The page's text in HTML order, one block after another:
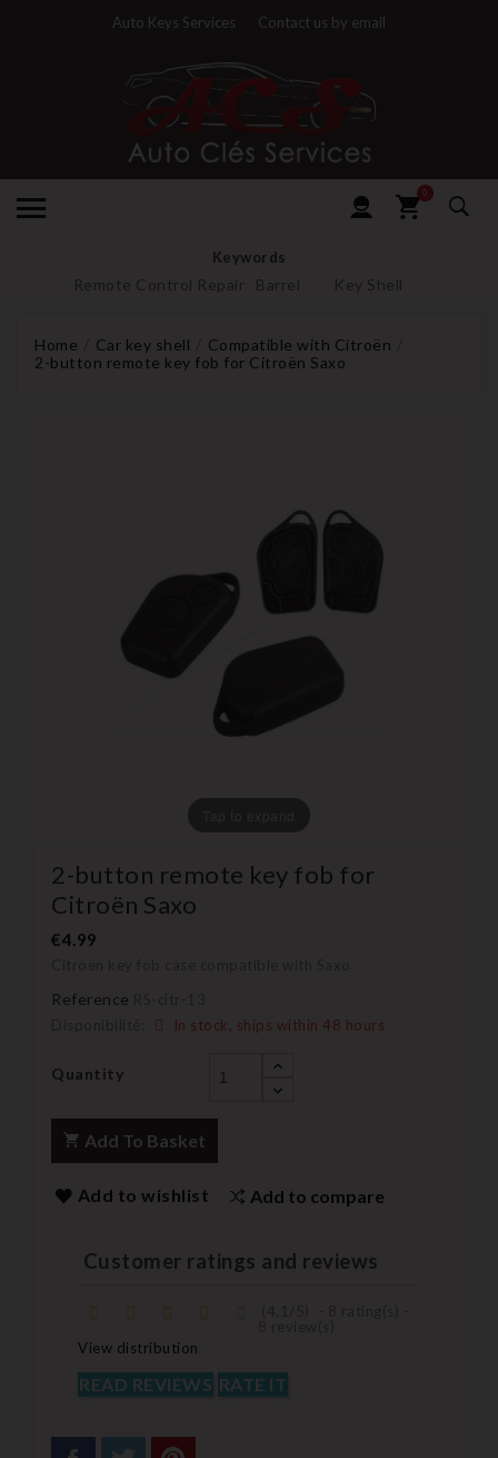
Auto Keys Services Contact us by email
0
Keywords
Remote Control Repair Barrel Key Shell
Home Car key shell
Compatible with Citroën
2-button remote key fob for Citroën Saxo
2-button remote key fob for
Citroën Saxo
€4.99
Reference
In stock, ships within 48 hours
Quantity
Add To Basket
Add to wishlist Add to compare
Customer ratings and reviews
View distribution
READ REVIEWS RATE IT